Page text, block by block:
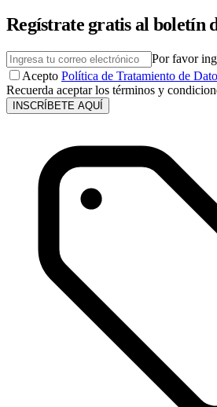
Regístrate gratis al boletín
Por favor
Acepto Política de Tratamiento de
Recuerda aceptar los términos y
INSCRÍBETE AQUÍ